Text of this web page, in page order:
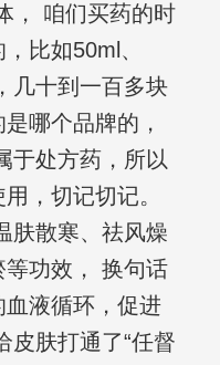
， 咱们买药的时
比如50ml、
几十到一百多块
哪个品牌的，
于处方药，所以
，切记切记。
肤散寒、祛风燥
功效， 换句话
液循环，促进
皮肤打通了“任督